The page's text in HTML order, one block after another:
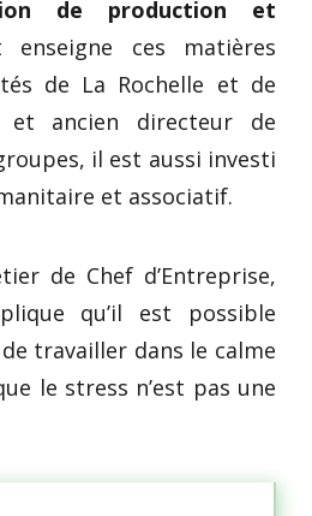
de production et
ces matières
de La Rochelle et de
et ancien directeur de
il est aussi investi
et associatif.
de Chef d’Entreprise,
qu’il est possible
travailler dans le calme
le stress n’est pas une